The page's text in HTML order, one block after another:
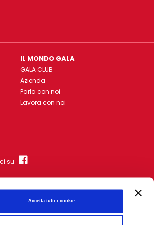
Accetta tutti i cookie
IL MONDO GALA
GALA CLUB
Azienda
Parla con noi
Lavora con noi
su
€ 25.000.000 i.v.